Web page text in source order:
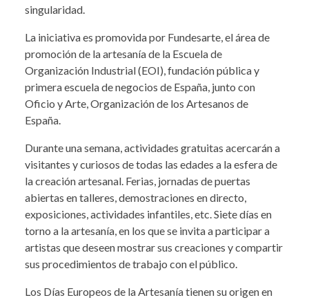
singularidad.
La iniciativa es promovida por Fundesarte, el área de
promoción de la artesanía de la Escuela de
Organización Industrial (EOI), fundación pública y
primera escuela de negocios de España, junto con
Oficio y Arte, Organización de los Artesanos de
España.
Durante una semana, actividades gratuitas acercarán a
visitantes y curiosos de todas las edades a la esfera de
la creación artesanal. Ferias, jornadas de puertas
abiertas en talleres, demostraciones en directo,
exposiciones, actividades infantiles, etc. Siete días en
torno a la artesanía, en los que se invita a participar a
artistas que deseen mostrar sus creaciones y compartir
sus procedimientos de trabajo con el público.
Los Días Europeos de la Artesanía tienen su origen en